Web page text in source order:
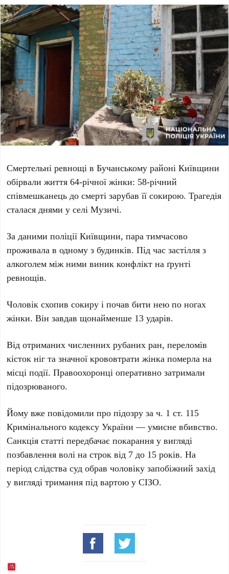
Смертельні ревнощі в Бучанському районі Київщини
обірвали життя64-річної жінки: 58-річний
співмешканець до смерті зарубав її сокирою. Трагедія
сталася днями у селіМузичі.
За даними поліції Київщини, пара тимчасово
проживала в одному з будинків. Під час застілля з
алкоголем між ними виник конфлікт на ґрунті
ревнощів.
Чоловік схопив сокиру і почав бити нею по ногах
жінки. Він завдав щонайменше 13 ударів.
Від отриманихчисленних рубаних ран,переломів
кісток ніг тазначної крововтрати жінка померла на
місці події. Правоохоронці оперативно затримали
підозрюваного.
Йому вже повідомили про підозру зач. 1 ст. 115
Кримінального кодексу України — умисне вбивство.
Санкція статті передбачає покарання у вигляді
позбавлення волі на строк від 7 до 15 років. На
період слідства суд обрав чоловіку запобіжний захід
у вигляді тримання під вартою у СІЗО.